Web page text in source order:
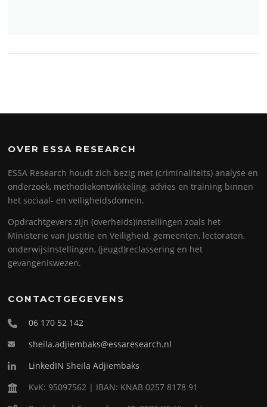
OVER ESSA RESEARCH
ESSA Research houdt zich bezig met (criminaliteits) analyse en
onderzoek, methodiekontwikkeling, advies en training binnen
het sociaal- en veiligheidsdomein.
Opdrachtgevers zijn (overheids)instellingen zoals het
Ministerie van Justitie en Veiligheid, gemeenten, lectoraten,
onderwijsinstellingen, (jeugd)reclassering en het
gevangeniswezen.
CONTACTGEGEVENS
06 170 52 142
sheila.adjiembaks@essaresearch.nl
LinkedIN Sheila Adjiembaks
KvK: 95097562 | IBAN: KNAB 0257 8178 91